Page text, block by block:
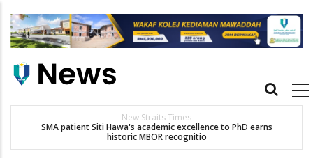
main
Main
New Straits Times
SMA patient Siti Hawa's academic excellence to PhD earns
historic MBOR recognitio